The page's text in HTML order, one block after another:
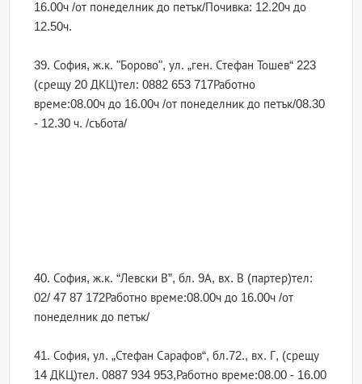
16.00ч /от понеделник до петък/Почивка: 12.20ч до
12.50ч.
39. София, ж.к. "Борово", ул. „ген. Стефан Тошев“ 223
(срещу 20 ДКЦ)тел: 0882 653 717Работно
време:08.00ч до 16.00ч /от понеделник до петък/08.30
- 12.30 ч. /събота/
40. София, ж.к. “Левски В”, бл. 9А, вх. В (партер)тел:
02/ 47 87 172Работно време:08.00ч до 16.00ч /от
понеделник до петък/
41. София, ул. „Стефан Сарафов“, бл.72., вх. Г, (срещу
14 ДКЦ)тел. 0887 934 953,Работно време:08.00 - 16.00